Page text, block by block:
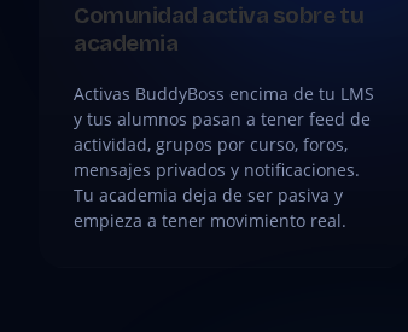
Comunidad activa sobre tu
academia
Activas BuddyBoss encima de tu LMS
y tus alumnos pasan a tener feed de
actividad, grupos por curso, foros,
mensajes privados y notificaciones.
Tu academia deja de ser pasiva y
empieza a tener movimiento real.